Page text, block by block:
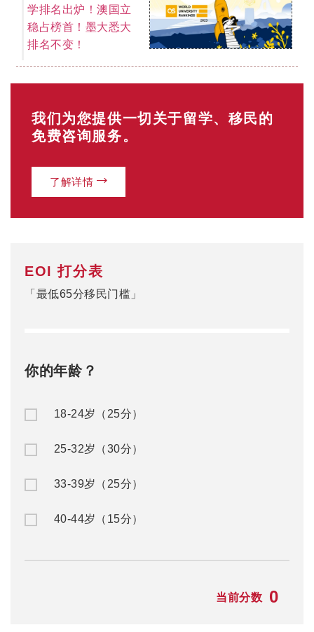
学排名出炉！澳国立
稳占榜首！墨大悉大
排名不变！
我们为您提供一切关于留学、移民的
免费咨询服务。
了解详情
EOI 打分表
「最低65分移民门槛」
你的年龄？
18-24岁（25分）
25-32岁（30分）
33-39岁（25分）
40-44岁（15分）
当前分数 0